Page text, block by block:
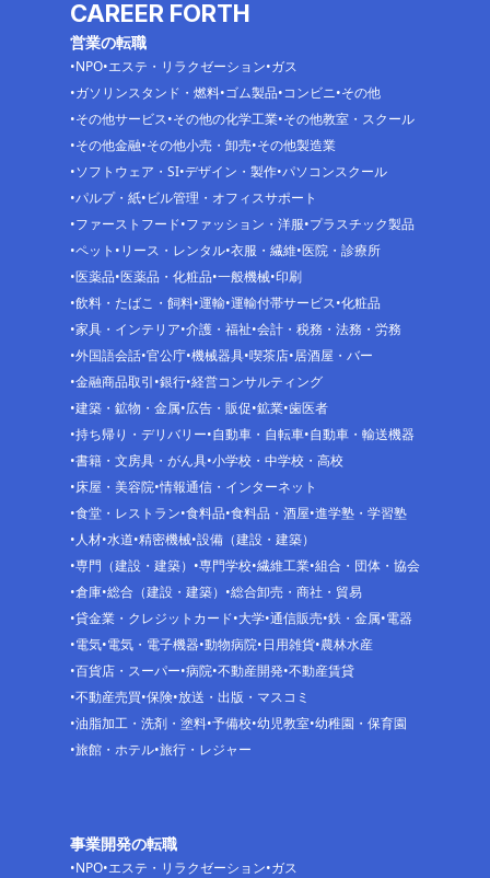
CAREER FORTH
営業の転職
NPO エステ・リラクゼーション ガス
ガソリンスタンド・燃料 ゴム製品 コンビニ その他
その他サービス その他の化学工業 その他教室・スクール
その他金融 その他小売・卸売 その他製造業
ソフトウェア・SI デザイン・製作 パソコンスクール
パルプ・紙 ビル管理・オフィスサポート
ファーストフード ファッション・洋服 プラスチック製品
ペット リース・レンタル 衣服・繊維 医院・診療所
医薬品 医薬品・化粧品 一般機械 印刷
飲料・たばこ・飼料 運輸 運輸付帯サービス 化粧品
家具・インテリア 介護・福祉 会計・税務・法務・労務
外国語会話 官公庁 機械器具 喫茶店 居酒屋・バー
金融商品取引 銀行 経営コンサルティング
建築・鉱物・金属 広告・販促 鉱業 歯医者
持ち帰り・デリバリー 自動車・自転車 自動車・輸送機器
書籍・文房具・がん具 小学校・中学校・高校
床屋・美容院 情報通信・インターネット
食堂・レストラン 食料品 食料品・酒屋 進学塾・学習塾
人材 水道 精密機械 設備（建設・建築）
専門（建設・建築）
専門学校 繊維工業 組合・団体・協会
倉庫 総合（建設・建築）
総合卸売・商社・貿易
貸金業・クレジットカード 大学 通信販売 鉄・金属 電器
電気 電気・電子機器 動物病院 日用雑貨 農林水産
百貨店・スーパー 病院 不動産開発 不動産賃貸
不動産売買 保険 放送・出版・マスコミ
油脂加工・洗剤・塗料 予備校 幼児教室 幼稚園・保育園
旅館・ホテル 旅行・レジャー
事業開発の転職
NPO エステ・リラクゼーション ガス